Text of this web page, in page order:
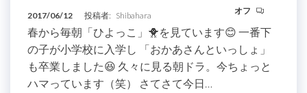
2017/06/12 投稿者: Shibahara オフ
春から毎朝「ひよっこ」🐥を見ています😊 一番下
の子が小学校に入学し 「おかあさんといっしょ」
も卒業しました😆 久々に見る朝ドラ。今ちょっと
ハマっています（笑） さてさて今日…